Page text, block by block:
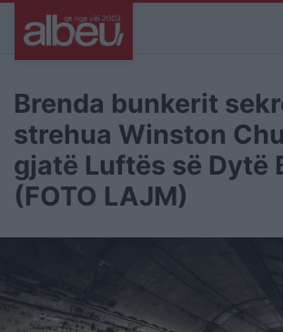
Brenda bunkerit
strehua Winston
gjatë Luftës së Dytë
(FOTO LAJM)